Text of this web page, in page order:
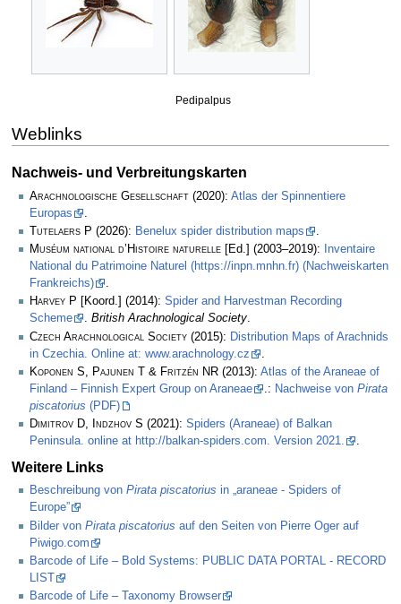
Pedipalpus
Weblinks
Nachweis- und Verbreitungskarten
Arachnologische Gesellschaft (2020): Atlas der Spinnentiere
Europas
Tutelaers P (2026): Benelux spider distribution maps
.
Muséum national d’Histoire naturelle [Ed.] (2003–2019):
Inventaire
National du Patrimoine Naturel (https://inpn.mnhn.fr) (Nachweiskarten
Frankreichs)
.
Harvey P [Koord.] (2014): Spider and Harvestman Recording
Scheme
. British Arachnological Society.
Czech Arachnological Society (2015): Distribution Maps of Arachnids
in Czechia. Online at: www.arachnology.cz
Koponen S, Pajunen T & Fritzén NR (2013): Atlas of the Araneae of
Finland – Finnish Expert Group on Araneae
.: Nachweise von Pirata
piscatorius (PDF)
Dimitrov D, Indzhov S (2021): Spiders (Araneae) of Balkan
Peninsula. online at http://balkan-spiders.com. Version 2021.
.
Weitere Links
Beschreibung von Pirata piscatorius in „araneae - Spiders of
Europe”
Bilder von Pirata piscatorius auf den Seiten von Pierre Oger auf
Piwigo.com
Barcode of Life – Bold Systems: PUBLIC DATA PORTAL - RECORD
LIST
Barcode of Life – Taxonomy Browser